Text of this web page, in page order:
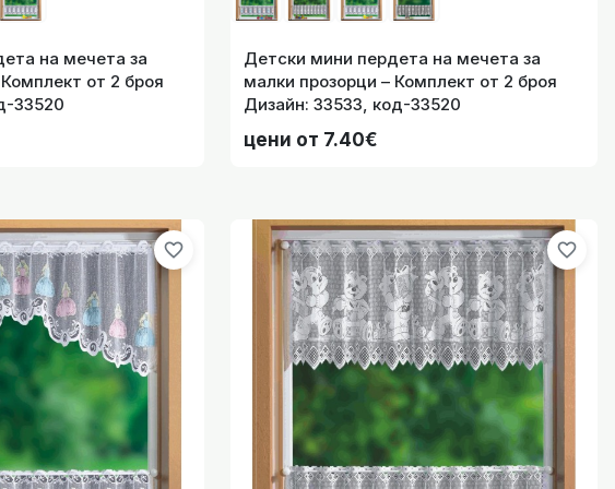
на мечета за
от 2 броя
33520
Детски мини пердета на мечета за
малки прозорци – Комплект от 2 броя
Дизайн: 33533, код-33520
цени от 7.40€
favorite_border favorite_border
favorite_border
от 2 броя Дизайн: 33532, код-33520
цени от 7.40€
favorite_border
от 2 броя Дизайн: 33523, код-33520
цени от 7.40€
favorite_border
Клуб Уинкс, височина 300см. код-10128
цени от 12.27€